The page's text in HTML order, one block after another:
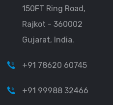
150FT Ring Road,
Rajkot - 360002
Gujarat, India.
+91 78620 60745
+91 99988 32466